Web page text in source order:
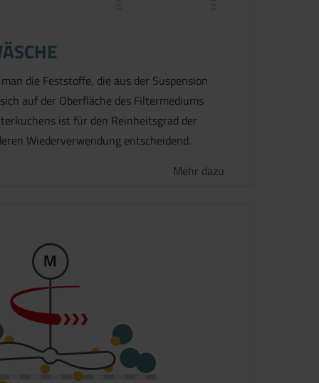
die Feststoffe, die aus der Suspension
auf der Oberfläche des Filtermediums
ist für den Reinheitsgrad der
Wiederverwendung entscheidend.
Mehr dazu